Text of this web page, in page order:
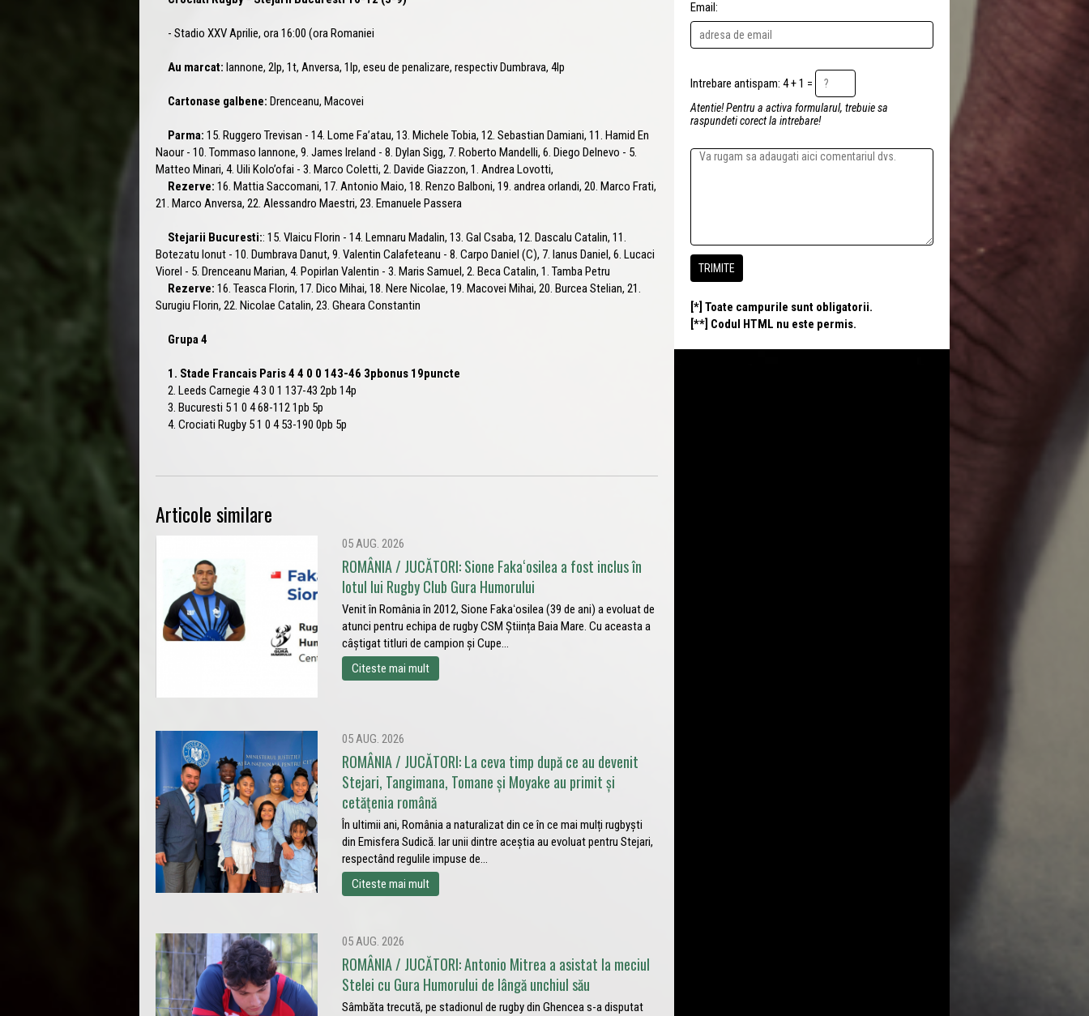
- Stadio XXV Aprilie, ora 16:00 (ora Romaniei
Au marcat: Iannone, 2lp, 1t, Anversa, 1lp, eseu de penalizare, respectiv Dumbrava, 4lp
Cartonase galbene: Drenceanu, Macovei
Parma: 15. Ruggero Trevisan - 14. Lome Fa’atau, 13. Michele Tobia, 12. Sebastian Damiani, 11. Hamid En
Naour - 10. Tommaso Iannone, 9. James Ireland - 8. Dylan Sigg, 7. Roberto Mandelli, 6. Diego Delnevo - 5.
Matteo Minari, 4. Uili Kolo’ofai - 3. Marco Coletti, 2. Davide Giazzon, 1. Andrea Lovotti,
Rezerve: 16. Mattia Saccomani, 17. Antonio Maio, 18. Renzo Balboni, 19. andrea orlandi, 20. Marco Frati,
21. Marco Anversa, 22. Alessandro Maestri, 23. Emanuele Passera
Stejarii Bucuresti:: 15. Vlaicu Florin - 14. Lemnaru Madalin, 13. Gal Csaba, 12. Dascalu Catalin, 11.
Botezatu Ionut - 10. Dumbrava Danut, 9. Valentin Calafeteanu - 8. Carpo Daniel (C), 7. Ianus Daniel, 6. Lucaci
Viorel - 5. Drenceanu Marian, 4. Popirlan Valentin - 3. Maris Samuel, 2. Beca Catalin, 1. Tamba Petru
Rezerve: 16. Teasca Florin, 17. Dico Mihai, 18. Nere Nicolae, 19. Macovei Mihai, 20. Burcea Stelian, 21.
Surugiu Florin, 22. Nicolae Catalin, 23. Gheara Constantin
Grupa 4
1. Stade Francais Paris 4 4 0 0 143-46 3pbonus 19puncte
2. Leeds Carnegie 4 3 0 1 137-43 2pb 14p
3. Bucuresti 5 1 0 4 68-112 1pb 5p
4. Crociati Rugby 5 1 0 4 53-190 0pb 5p
Articole similare
05 AUG. 2026
ROMÂNIA / JUCĂTORI: Sione Fakaʻosilea a fost inclus în
lotul lui Rugby Club Gura Humorului
Venit în România în 2012, Sione Fakaʻosilea (39 de ani) a evoluat de
atunci pentru echipa de rugby CSM Știința Baia Mare. Cu aceasta a
câștigat titluri de campion și Cupe...
Citeste mai mult
05 AUG. 2026
ROMÂNIA / JUCĂTORI: La ceva timp după ce au devenit
Stejari, Tangimana, Tomane și Moyake au primit și
cetățenia română
În ultimii ani, România a naturalizat din ce în ce mai mulți rugbyști
din Emisfera Sudică. Iar unii dintre aceștia au evoluat pentru Stejari,
respectând regulile impuse de...
Citeste mai mult
05 AUG. 2026
ROMÂNIA / JUCĂTORI: Antonio Mitrea a asistat la meciul
Stelei cu Gura Humorului de lângă unchiul său
Sâmbăta trecută, pe stadionul de rugby din Ghencea s-a disputat
Email:
Intrebare antispam: 4 + 1 =
Atentie! Pentru a activa formularul, trebuie sa
raspundeti corect la intrebare!
[*] Toate campurile sunt obligatorii.
[**] Codul HTML nu este permis.